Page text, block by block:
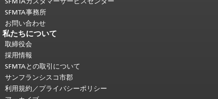
SFMTA事務所
お問い合わせ
私たちについて
取締役会
採用情報
SFMTAとの取引について
サンフランシスコ市郡
利用規約／プライバシーポリシー